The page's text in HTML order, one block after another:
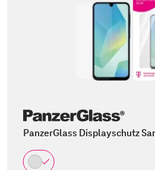
PanzerGlass Displayschutz